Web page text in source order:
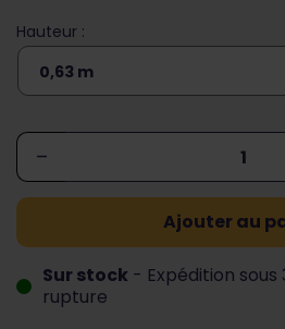
Hauteur :
–
Ajouter au
Sur stock - Expédition sous
rupture